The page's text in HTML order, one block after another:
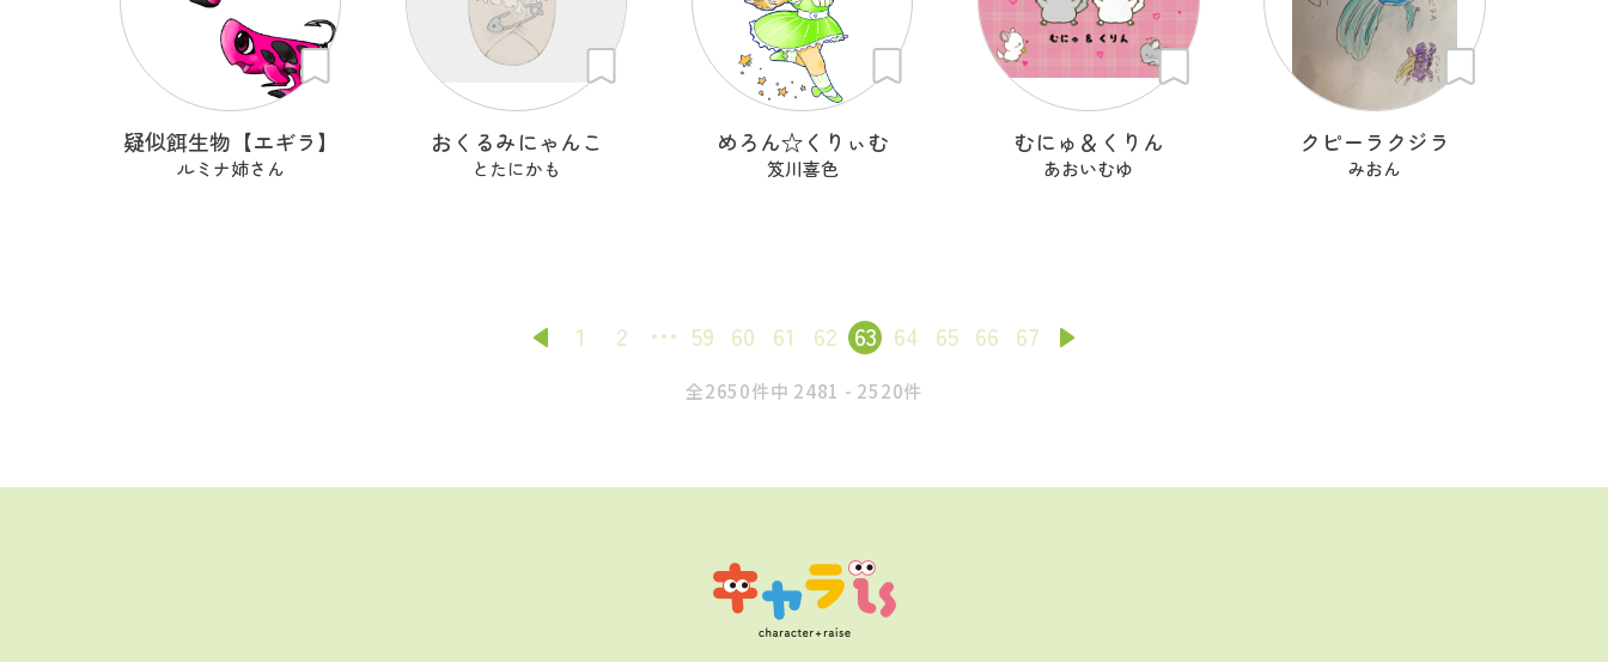
疑似餌生物【エギラ】
ルミナ姉さん
おくるみにゃんこ
とたにかも
めろん☆くりぃむ
笈川喜色
むにゅ＆くりん
あおいむゆ
クピーラクジラ
みおん
1 2 59 60 61 62 63 64 65 66 67
全2650件中 2481 - 2520件